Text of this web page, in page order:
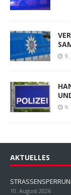
9.
9.
AKTUELLES
10. August 2026